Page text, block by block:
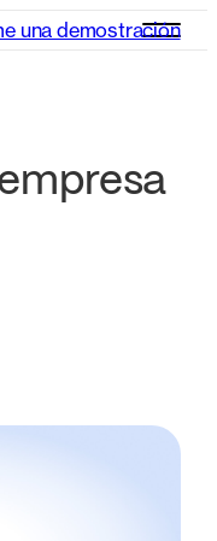
una demostración